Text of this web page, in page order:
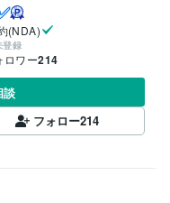
(NDA)
登録
ロワー214
談
フォロー214